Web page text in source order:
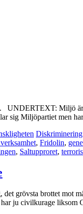
Miljö är
sig Miljöpartiet
Diskriminering
, Fridolin,
, Saltupproret,
grövsta brottet mot
ju civilkurage